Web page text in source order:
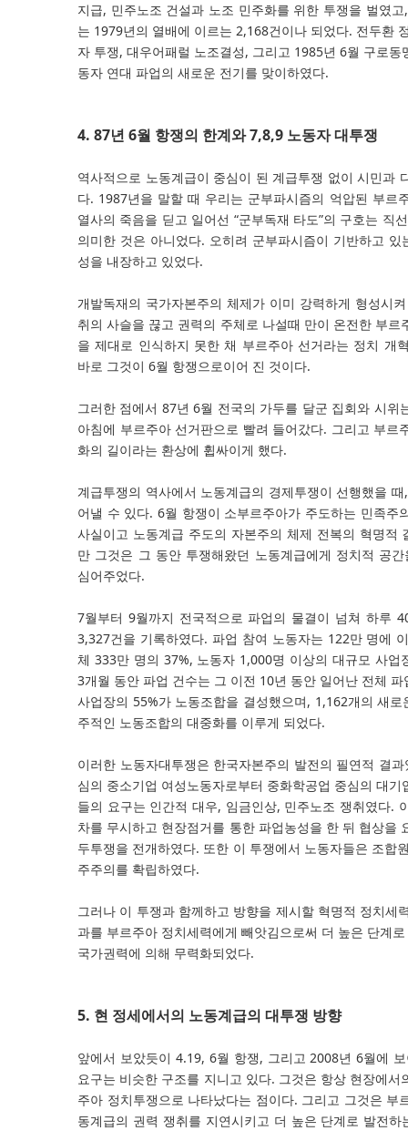
지급, 민주노조 건설과 노조 민주화를 위한 투쟁을 벌였
는 1979년의 열배에 이르는 2,168건이나 되었다. 전두환
자 투쟁, 대우어패럴 노조결성, 그리고 1985년 6월 구로
동자 연대 파업의 새로운 전기를 맞이하였다.
4. 87년 6월 항쟁의 한계와 7,8,9 노동자 대투쟁
역사적으로 노동계급이 중심이 된 계급투쟁 없이 시민과
다. 1987년을 말할 때 우리는 군부파시즘의 억압된 부르
열사의 죽음을 딛고 일어선 “군부독재 타도”의 구호는 직
의미한 것은 아니었다. 오히려 군부파시즘이 기반하고
성을 내장하고 있었다.
개발독재의 국가자본주의 체제가 이미 강력하게 형성시
취의 사슬을 끊고 권력의 주체로 나설때 만이 온전한 부
을 제대로 인식하지 못한 채 부르주아 선거라는 정치 개
바로 그것이 6월 항쟁으로이어 진 것이다.
그러한 점에서 87년 6월 전국의 가두를 달군 집회와 시위
아침에 부르주아 선거판으로 빨려 들어갔다. 그리고 부르
화의 길이라는 환상에 휩싸이게 했다.
계급투쟁의 역사에서 노동계급의 경제투쟁이 선행했을
어낼 수 있다. 6월 항쟁이 소부르주아가 주도하는 민족주
사실이고 노동계급 주도의 자본주의 체제 전복의 혁명적
만 그것은 그 동안 투쟁해왔던 노동계급에게 정치적 공
심어주었다.
7월부터 9월까지 전국적으로 파업의 물결이 넘쳐 하루
3,327건을 기록하였다. 파업 참여 노동자는 122만 명에
체 333만 명의 37%, 노동자 1,000명 이상의 대규모 사업
3개월 동안 파업 건수는 그 이전 10년 동안 일어난 전체
사업장의 55%가 노동조합을 결성했으며, 1,162개의 새
주적인 노동조합의 대중화를 이루게 되었다.
이러한 노동자대투쟁은 한국자본주의 발전의 필연적 결
심의 중소기업 여성노동자로부터 중화학공업 중심의 대
들의 요구는 인간적 대우, 임금인상, 민주노조 쟁취였다.
차를 무시하고 현장점거를 통한 파업농성을 한 뒤 협상을
두투쟁을 전개하였다. 또한 이 투쟁에서 노동자들은 조합
주주의를 확립하였다.
그러나 이 투쟁과 함께하고 방향을 제시할 혁명적 정치세
과를 부르주아 정치세력에게 빼앗김으로써 더 높은 단계
국가권력에 의해 무력화되었다.
5. 현 정세에서의 노동계급의 대투쟁 방향
앞에서 보았듯이 4.19, 6월 항쟁, 그리고 2008년 6월에
요구는 비슷한 구조를 지니고 있다. 그것은 항상 현장에
주아 정치투쟁으로 나타났다는 점이다. 그리고 그것은 부
동계급의 권력 쟁취를 지연시키고 더 높은 단계로 발전